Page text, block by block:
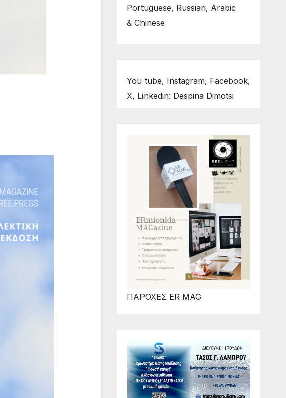
Portuguese, Russian, Arabic
& Chinese
You tube, Instagram, Facebook,
X, Linkedin: Despina Dimotsi
ΠΑΡΟΧΕΣ ER MAG